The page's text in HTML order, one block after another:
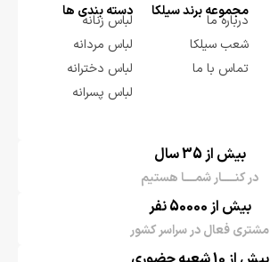
مجموعه برند سيلكا
درباره ما
شعب سیلکا
تماس با ما
دسته بندی ها
لباس زنانه
لباس مردانه
لباس دخترانه
لباس پسرانه
بیش از 35 سال
در کنـــــار شمــــا هستیم
بیش از 50000 نفر
مشتری فعال در سراسر کشور